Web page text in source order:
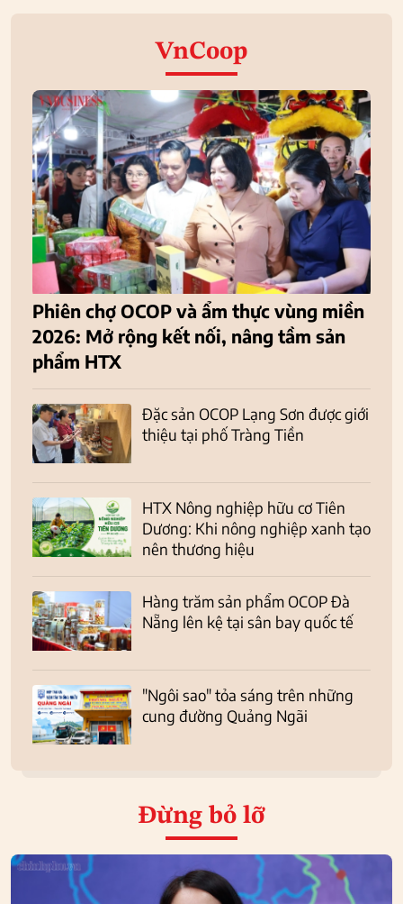
VnCoop
Phiên chợ OCOP và ẩm thực vùng miền
2026: Mở rộng kết nối, nâng tầm sản
phẩm HTX
Đặc sản OCOP Lạng Sơn được giới
thiệu tại phố Tràng Tiền
HTX Nông nghiệp hữu cơ Tiên
Dương: Khi nông nghiệp xanh tạo
nên thương hiệu
Hàng trăm sản phẩm OCOP Đà
Nẵng lên kệ tại sân bay quốc tế
"Ngôi sao" tỏa sáng trên những
cung đường Quảng Ngãi
Đừng bỏ lỡ